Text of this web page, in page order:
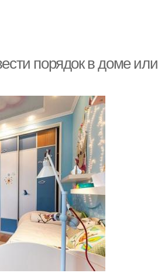
порядок в доме или